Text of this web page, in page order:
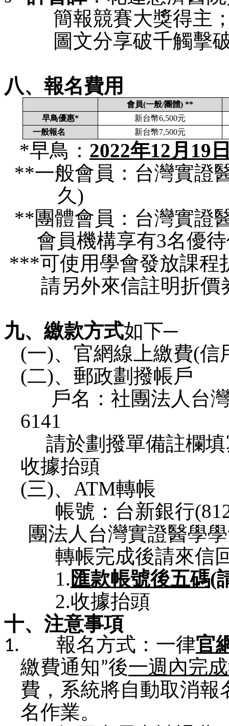
簡報競賽大獎得主
圖文分享破千觸擊
八、報名費用
會員(一般/團體) **
早鳥優惠* 新台幣6,500元
一般報名
新台幣7,500元
*早鳥 ： 2022年12月 19
**一般會員：台灣實證
久)
**團體會員：台灣實證
會員機構享有3名優
***可使用學會發放課程
請另外來信註明折價
九、 繳款方式如下─
(一)、 官網線上繳費(信
(二)、郵政劃撥帳戶
戶名：社團法人台
6141
請於劃撥單備註欄
收據抬頭
(三)、 ATM轉帳
帳號：台新銀行
團法人台灣實證醫學
轉帳完成後請來信
1.匯款帳號後五碼(
2.收據抬頭
十、注意事項
1. 報名方式：一律官
繳費通知 ”後一週內完
費，系統將自動取消報
名作業。